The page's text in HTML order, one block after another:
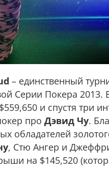
– единственный
Серии Покера 2013.
и спустя три
про Дэвид Чу.
обладателей
, Стю Ангер и
на $145,520